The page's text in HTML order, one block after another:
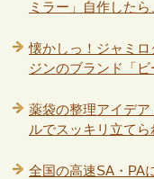
ミラー」自作した
懐かしっ！ジャミロ
ジンのブランド「
薬袋の整理アイデ
ルでスッキリ立てら
全国の高速SA・PA